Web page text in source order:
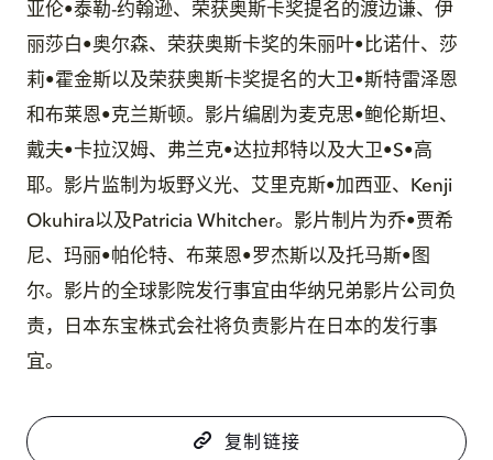
亚伦•泰勒-约翰逊、荣获奥斯卡奖提名的渡边谦、伊
丽莎白•奥尔森、荣获奥斯卡奖的朱丽叶•比诺什、莎
莉•霍金斯以及荣获奥斯卡奖提名的大卫•斯特雷泽恩
和布莱恩•克兰斯顿。影片编剧为麦克思•鲍伦斯坦、
戴夫•卡拉汉姆、弗兰克•达拉邦特以及大卫•S•高
耶。影片监制为坂野义光、艾里克斯•加西亚、Kenji
Okuhira以及Patricia Whitcher。影片制片为乔•贾希
尼、玛丽•帕伦特、布莱恩•罗杰斯以及托马斯•图
尔。影片的全球影院发行事宜由华纳兄弟影片公司负
责，日本东宝株式会社将负责影片在日本的发行事
宜。
复制链接